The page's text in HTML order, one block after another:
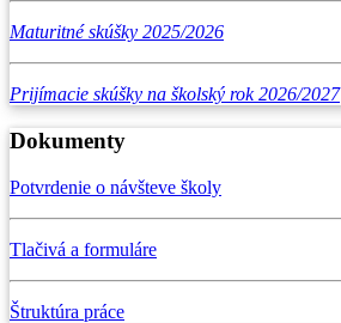
Maturitné skúšky 2025/2026
Prijímacie skúšky na školský rok 2026/2027
Dokumenty
Potvrdenie o návšteve školy
Tlačivá a formuláre
Štruktúra práce